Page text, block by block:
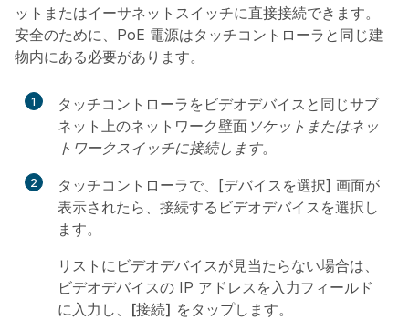
ットまたはイーサネットスイッチに直接接続できます。
安全のために、PoE 電源はタッチコントローラと同じ建
物内にある必要があります。
1
タッチコントローラをビデオデバイスと同じサブ
ネット上のネットワーク壁面 ソケットまたはネッ
トワークスイッチに接続します。
2
タッチコントローラで、[デバイスを選択] 画面が
表示されたら、接続するビデオデバイスを選択し
ます。
リストにビデオデバイスが見当たらない場合は、
ビデオデバイスの IP アドレスを入力フィールド
に入力し、 [接続] をタップします。